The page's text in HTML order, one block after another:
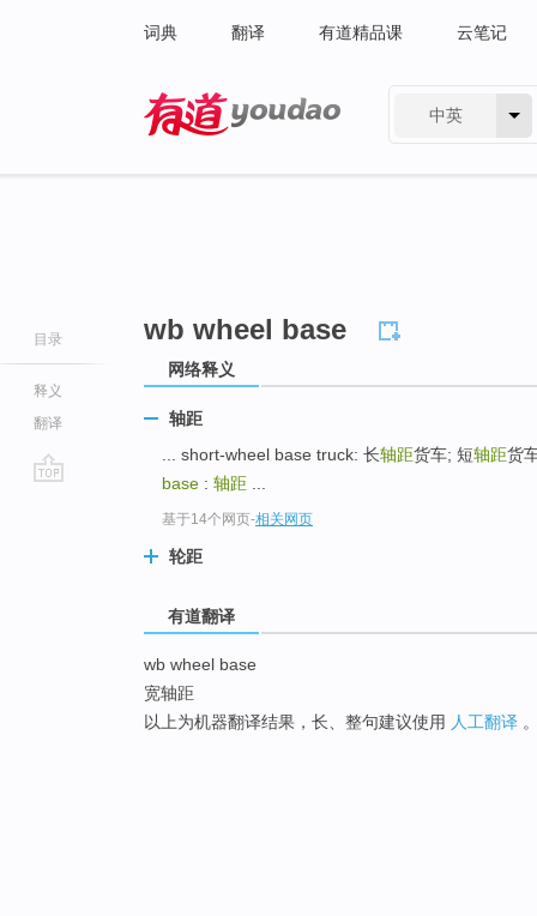
词典 翻译 有道精品课 云笔记
中英
目录
释义
翻译
wb wheel base
网络释义
轴距
... short-wheel base truck: 长轴距货车; 短轴距货
base : 轴距
基于14个网页-相关网页
轮距
有道翻译
wb wheel base
宽轴距
以上为机器翻译结果，长、整句建议使用 人工翻译